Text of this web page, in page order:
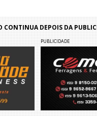
CONTINUA DEPOIS DA
PUBLICIDADE